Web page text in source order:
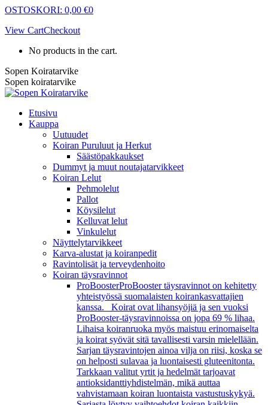
Skip
content
OSTOSKORI: 0,00 €0
View CartCheckout
No products in the cart.
Sopen Koiratarvike
Sopen koiratarvike
Etusivu
Kauppa
Uutuudet
Koiran Puruluut ja Herkut
Säästöpakkaukset
Dummyt ja muut noutajatarvikkeet
Koiran Lelut
Pehmolelut
Pallot
Köysilelut
Kelluvat lelut
Vinkulelut
Näyttelytarvikkeet
Karva-alustat ja koiranpedit
Ravintolisät ja terveydenhoito
Koiran täysravinnot
ProBoosterProBooster täysravinnot on kehitetty
yhteistyössä suomalaisten koirankasvattajien
kanssa. Koirat ovat lihansyöjiä ja sen vuoksi
ProBooster-täysravinnoissa on jopa 69 % lihaa.
Lihaisa koiranruoka myös maistuu erinomaiselta
ja koirat syövät sitä tavallisesti varsin mielellään.
Sarjan täysravintojen ainoa vilja on riisi, koska se
on helposti sulavaa ja luontaisesti gluteenitonta.
Tarkkaan valitut yrtit ja hedelmät tarjoavat
antioksidanttiyhdistelmän, mikä auttaa
vahvistamaan koiran luontaista vastustuskykyä.